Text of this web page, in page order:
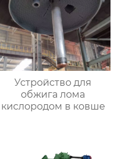
Устройство для
обжига лома
кислородом в ковше